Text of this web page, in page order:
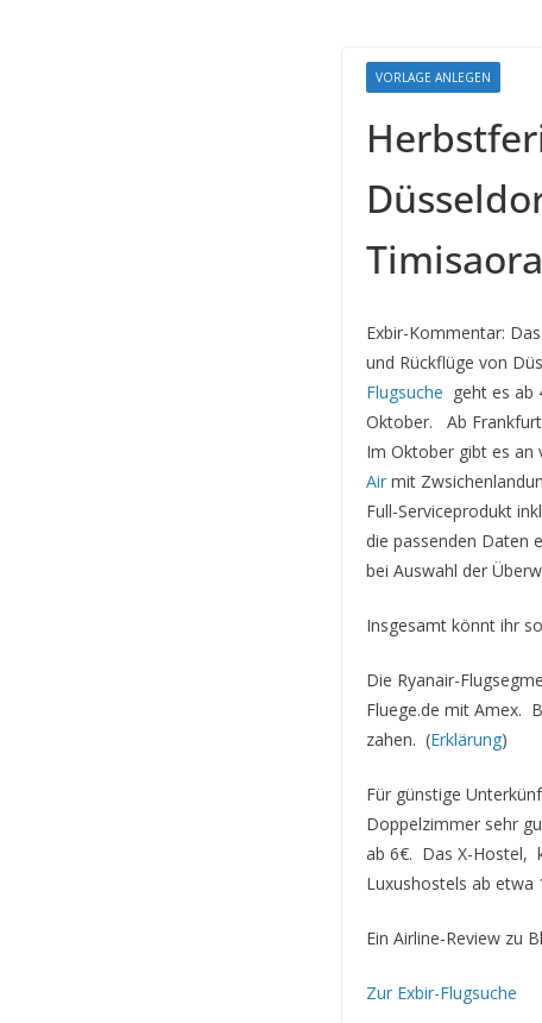
VORLAGE ANLEGEN
Exbir-Kommentar:
und Rückflüge von
Flugsuche geht es ab
Oktober. Ab Frankfurt
Im Oktober gibt es an
Air mit
Full-Serviceprodukt
die passenden Daten
bei Auswahl der
Insgesamt könnt ihr
Die Ryanair-
Fluege.de mit Amex.
zahen. (Erklärung)
Für günstige
Doppelzimmer sehr
ab 6€. Das X-Hostel,
Luxushostels ab etwa
Ein Airline-Review zu
Zur Exbir-Flugsuche